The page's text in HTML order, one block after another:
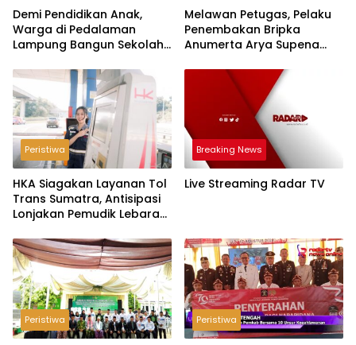
Demi Pendidikan Anak,
Warga di Pedalaman
Lampung Bangun Sekolah
Melawan Petugas, Pelaku
Penembakan Bripka
Anumerta Arya Supena
Hantu
Peristiwa
HKA Siagakan Layanan Tol
Trans Sumatra, Antisipasi
Lonjakan Pemudik Lebaran
Breaking News
Live Streaming Radar TV
Peristiwa Peristiwa